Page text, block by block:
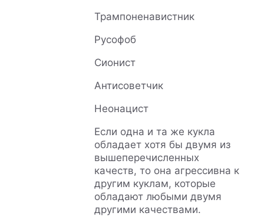
Трампоненавистник
Русофоб
Сионист
Антисоветчик
Неонацист
Если одна и та же кукла
обладает хотя бы двумя из
вышеперечисленных
качеств, то она агрессивна к
другим куклам, которые
обладают любыми двумя
другими качествами.